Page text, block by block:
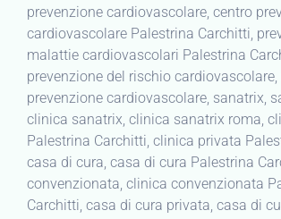
prevenzione cardiovascolare, centro
cardiovascolare Palestrina Carchitti,
malattie cardiovascolari Palestrina
prevenzione del rischio
prevenzione cardiovascolare, sanatrix,
clinica sanatrix, clinica sanatrix roma,
Palestrina Carchitti, clinica privata
casa di cura, casa di cura Palestrina
convenzionata, clinica convenzionata
Carchitti, casa di cura privata, casa di